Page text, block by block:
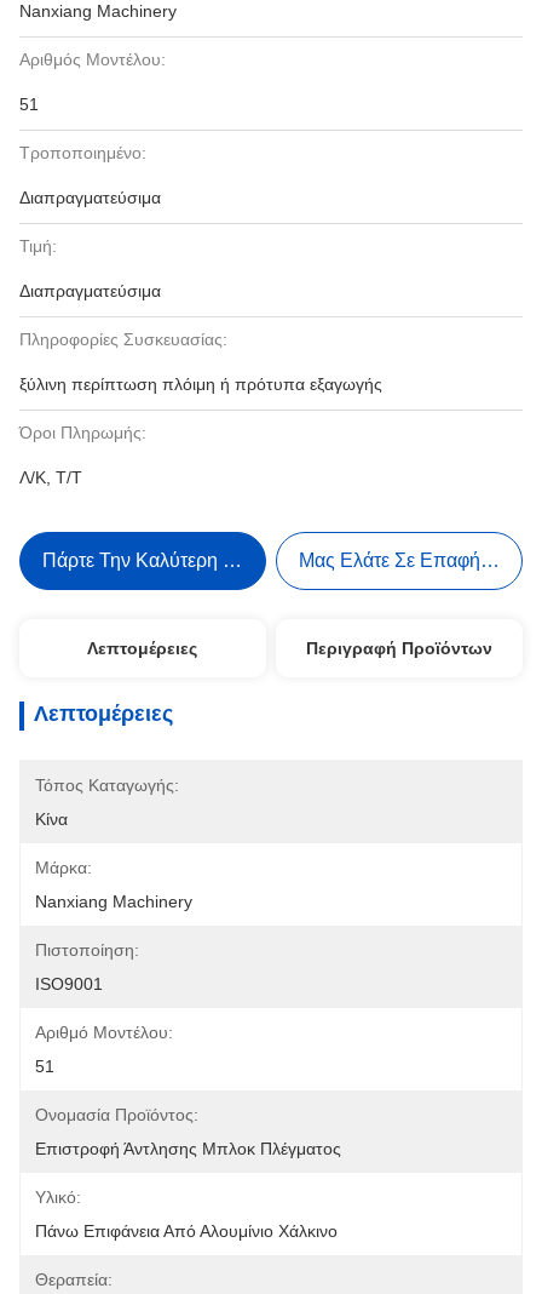
Nanxiang Machinery
Αριθμός Μοντέλου:
51
Τροποποιημένο:
Διαπραγματεύσιμα
Τιμή:
Διαπραγματεύσιμα
Πληροφορίες Συσκευασίας:
ξύλινη περίπτωση πλόιμη ή πρότυπα εξαγωγής
Όροι Πληρωμής:
Λ/Κ, Τ/Τ
Πάρτε Την Καλύτερη Τιμή Μας Ελάτε Σε Επαφή Με
Λεπτομέρειες Περιγραφή Προϊόντων
Λεπτομέρειες
Τόπος Καταγωγής:
Κίνα
Μάρκα:
Nanxiang Machinery
Πιστοποίηση:
ISO9001
Αριθμό Μοντέλου:
51
Ονομασία Προϊόντος:
Επιστροφή Άντλησης Μπλοκ Πλέγματος
Υλικό:
Πάνω Επιφάνεια Από Αλουμίνιο Χάλκινο
Θεραπεία: